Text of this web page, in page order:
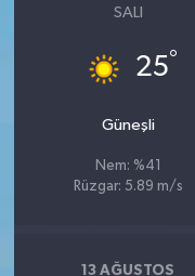
SALI
25°
Güneşli
Nem: %41
Rüzgar: 5.89 m/s
13 AĞUSTOS